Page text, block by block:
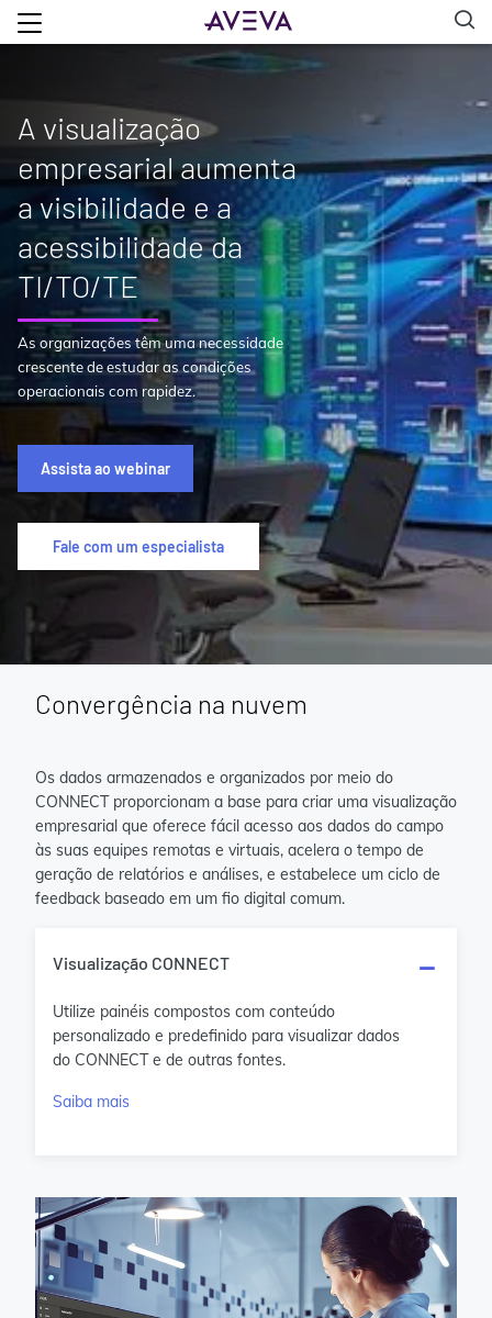
A visualização
empresarial aumenta
a visibilidade e a
acessibilidade da
TI/TO/TE
As organizações têm uma necessidade
crescente de estudar as condições
operacionais com rapidez.
Assista ao webinar
Fale com um especialista
Convergência na nuvem
Os dados armazenados e organizados por meio do
CONNECT proporcionam a base para criar uma visualização
empresarial que oferece fácil acesso aos dados do campo
às suas equipes remotas e virtuais, acelera o tempo de
geração de relatórios e análises, e estabelece um ciclo de
feedback baseado em um fio digital comum.
Visualização CONNECT
Utilize painéis compostos com conteúdo
personalizado e predefinido para visualizar dados
do CONNECT e de outras fontes.
Saiba mais